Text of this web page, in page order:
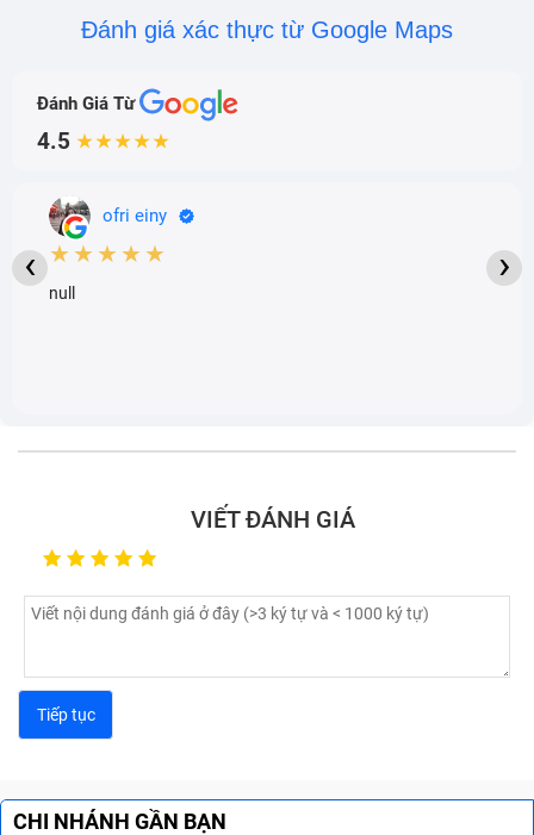
Đánh giá xác thực từ Google Maps
Đánh Giá Từ
4.5 ★★★★★
ofri einy
★★★★★
null
‹ ›
VIẾT ĐÁNH GIÁ
CHI NHÁNH GẦN BẠN